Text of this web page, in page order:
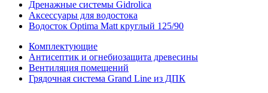
Дренажные системы Gidrolica
Аксессуары для водостока
Водосток Optima Matt круглый 125/90
Комплектующие
Антисептик и огнебиозащита древесины
Вентиляция помещений
Грядочная система Grand Line из ДПК